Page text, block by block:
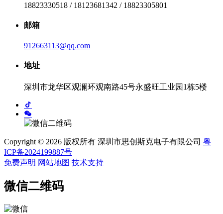
18823330518 / 18123681342 / 18823305801
邮箱
912663113@qq.com
地址
深圳市龙华区观澜环观南路45号永盛旺工业园1栋5楼
Copyright © 2026 版权所有 深圳市思创斯克电子有限公司 粤
ICP备2024199887号
免费声明 网站地图 技术支持
微信二维码